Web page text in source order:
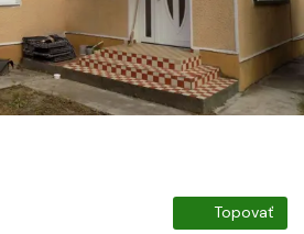
Topovať